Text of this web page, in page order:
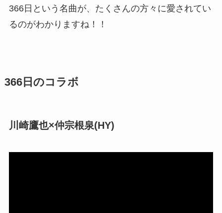
366日という名曲が、たくさんの方々に愛されてい
るのがわかりますね！！
366日のコラボ
川崎鷹也×仲宗根泉(HY)